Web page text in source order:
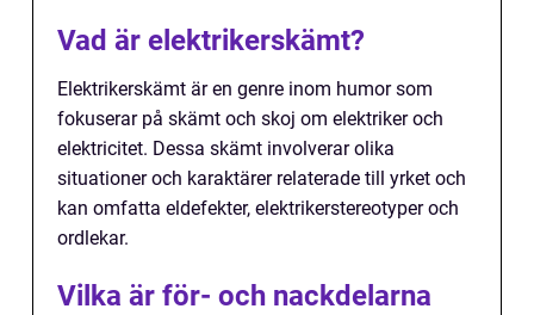
Vad är elektrikerskämt?
Elektrikerskämt är en genre inom humor som
fokuserar på skämt och skoj om elektriker och
elektricitet. Dessa skämt involverar olika
situationer och karaktärer relaterade till yrket och
kan omfatta eldefekter, elektrikerstereotyper och
ordlekar.
Vilka är för- och nackdelarna